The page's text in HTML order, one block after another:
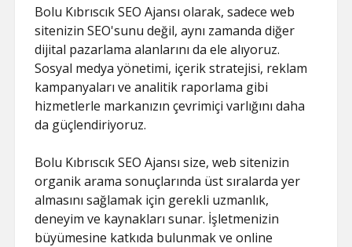
Bolu Kıbrıscık SEO Ajansı olarak, sadece web
sitenizin SEO'sunu değil, aynı zamanda diğer
dijital pazarlama alanlarını da ele alıyoruz.
Sosyal medya yönetimi, içerik stratejisi, reklam
kampanyaları ve analitik raporlama gibi
hizmetlerle markanızın çevrimiçi varlığını daha
da güçlendiriyoruz.
Bolu Kıbrıscık SEO Ajansı size, web sitenizin
organik arama sonuçlarında üst sıralarda yer
almasını sağlamak için gerekli uzmanlık,
deneyim ve kaynakları sunar. İşletmenizin
büyümesine katkıda bulunmak ve online